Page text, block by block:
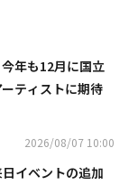
今年も12月に国立
ティストに期待
2026/08/07 10:00
イベントの追加